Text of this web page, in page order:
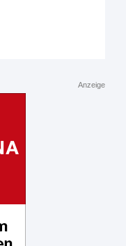
Anzeige